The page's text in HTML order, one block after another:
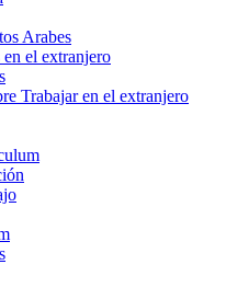
Arabes
el extranjero
Trabajar en el extranjero